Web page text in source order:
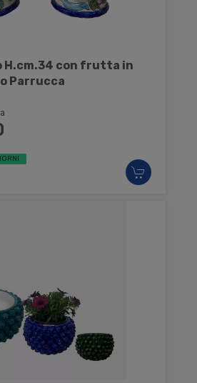
H.cm.34 con frutta in
Parrucca